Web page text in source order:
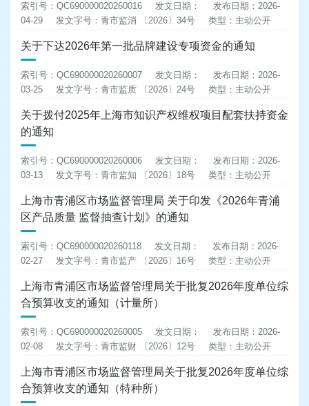
索引号：QC690000020260016 发文日期：
发布日期：2026-
04-29
发文字号：青市监消 〔2026〕34号 类型：主动公开
关于下达2026年第一批品牌建设专项资金的通知
索引号：QC690000020260007 发文日期：
发布日期：2026-
03-25
发文字号：青市监质 〔2026〕24号 类型：主动公开
关于拨付2025年上海市知识产权维权项目配套扶持资金
的通知
索引号：QC690000020260006 发文日期：
发布日期：2026-
03-13
发文字号：青市监知 〔2026〕18号 类型：主动公开
上海市青浦区市场监督管理局 关于印发《2026年青浦
区产品质量 监督抽查计划》的通知
索引号：QC690000020260118 发文日期：
发布日期：2026-
02-27
发文字号：青市监产 〔2026〕16号 类型：主动公开
上海市青浦区市场监督管理局关于批复2026年度单位综
合预算收支的通知（计量所）
索引号：QC690000020260005 发文日期：
发布日期：2026-
02-08
发文字号：青市监财 〔2026〕12号 类型：主动公开
上海市青浦区市场监督管理局关于批复2026年度单位综
合预算收支的通知（特种所）